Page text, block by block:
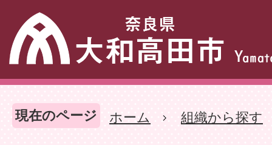
現在のページ ホーム 組織から探す